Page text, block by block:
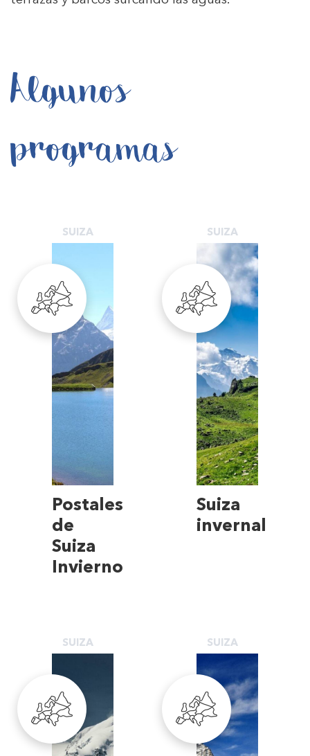
Algunos
programas
SUIZA
Postales
de
Suiza
Invierno
SUIZA
Suiza
invernal
SUIZA SUIZA